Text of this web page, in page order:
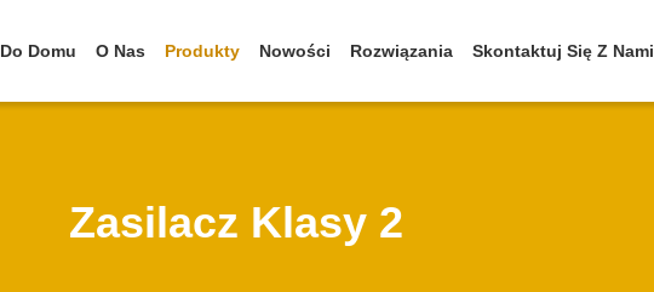
Do Domu O Nas Produkty Nowości Rozwiązania Skontaktuj Się Z Nami
Zasilacz Klasy 2